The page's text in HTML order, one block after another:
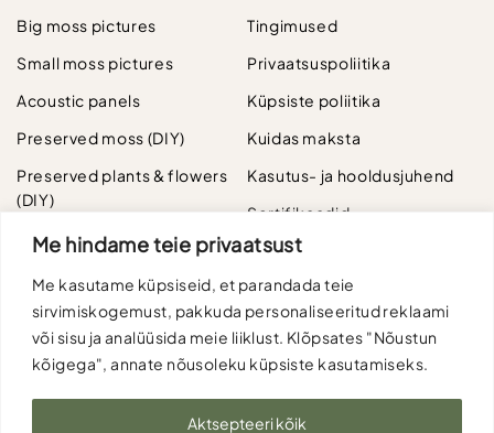
Me hindame teie privaatsust
Me kasutame küpsiseid, et parandada teie
sirvimiskogemust, pakkuda personaliseeritud reklaami
või sisu ja analüüsida meie liiklust. Klõpsates "Nõustun
kõigega", annate nõusoleku küpsiste kasutamiseks.
Aktsepteeri kõik
Big moss pictures
Small moss pictures
Acoustic panels
Preserved moss (DIY)
Preserved plants & flowers
(DIY)
Rose in a glass dome
Artificial plants
Bonsai
Tingimused
Privaatsuspoliitika
Küpsiste poliitika
Kuidas maksta
Kasutus- ja hooldusjuhend
Sertifikaadid